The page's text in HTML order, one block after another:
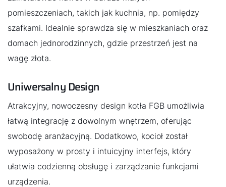
pomieszczeniach, takich jak kuchnia, np. pomiędzy
szafkami. Idealnie sprawdza się w mieszkaniach oraz
domach jednorodzinnych, gdzie przestrzeń jest na
wagę złota.
Uniwersalny Design
Atrakcyjny, nowoczesny design kotła FGB umożliwia
łatwą integrację z dowolnym wnętrzem, oferując
swobodę aranżacyjną. Dodatkowo, kocioł został
wyposażony w prosty i intuicyjny interfejs, który
ułatwia codzienną obsługę i zarządzanie funkcjami
urządzenia.
Znajdź swojego eksperta
Przydatne linki
Kontakt